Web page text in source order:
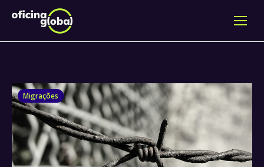
Migrações